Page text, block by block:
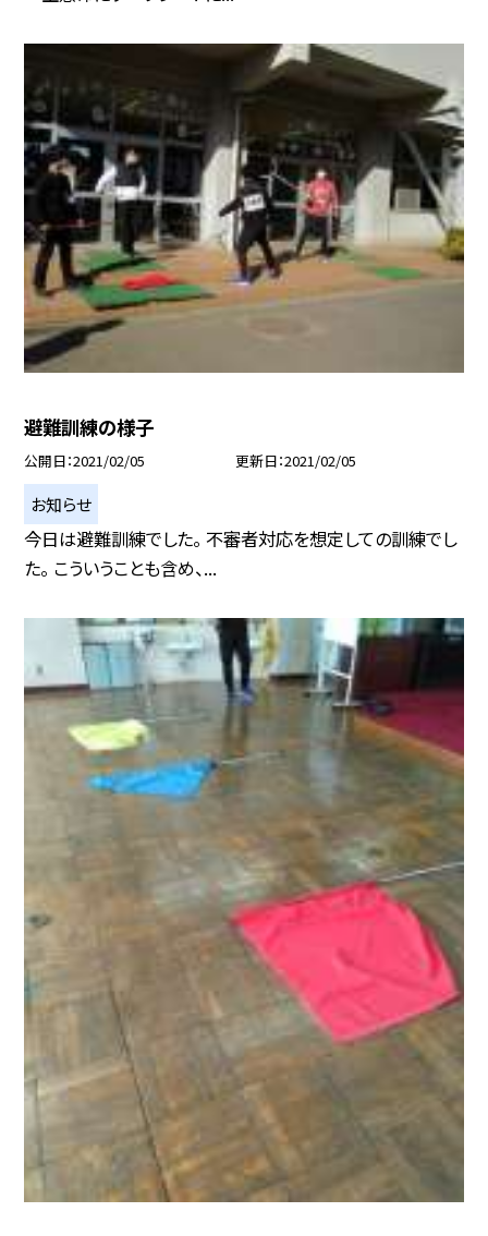
避難訓練の様子
公開日 2021/02/05 更新日 2021/02/05
お知らせ
今日は避難訓練でした。 不審者対応を想定しての訓練でし
た。 こういうことも含め、...